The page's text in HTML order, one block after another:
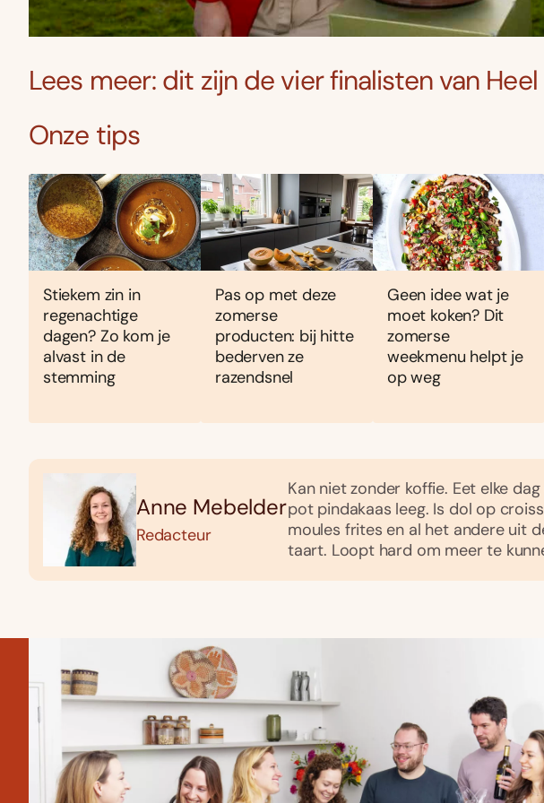
Lees meer: dit zijn de vier finalisten van
Onze tips
Stiekem zin in
regenachtige
dagen? Zo kom je
alvast in de
stemming
Pas op met deze
zomerse
producten: bij hitte
bederven ze
razendsnel
Geen idee wat je
moet koken? Dit
zomerse
weekmenu helpt je
op weg
Anne Mebelder
Redacteur
Kan niet zonder koffie. Eet elke
pot pindakaas leeg. Is dol op
moules frites en al het andere uit
taart. Loopt hard om meer te